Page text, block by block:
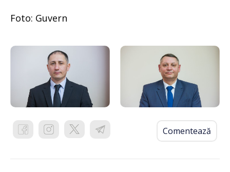
Foto: Guvern
Comentează